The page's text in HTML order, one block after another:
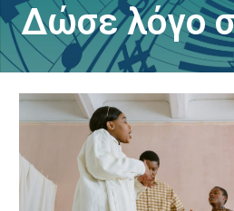
Δώσε λόγο